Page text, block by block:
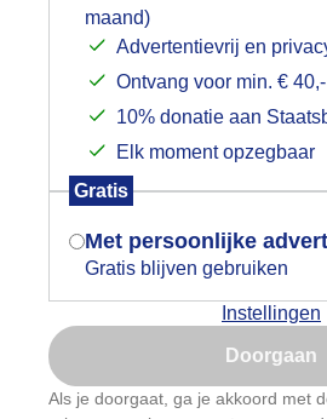
maand)
Advertentievrij en
Ontvang voor min. €
10% donatie aan
Elk moment opzegbaar
Gratis
Met persoonlijke
Gratis blijven gebruiken
Instellingen
Doorgaan
Als je doorgaat, ga je akkoord met
slideshow
#camping #coderoze
Mogen we je locatie
het weer?
Indien je hier nog geen
gegeven, verschijnt er zo
je browser waarin deze
gevraagd
Is goed, toon de
Nu niet,